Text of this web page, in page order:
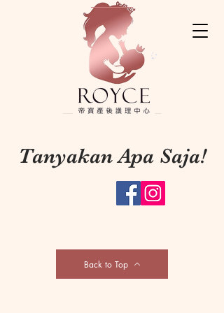
Tanyakan Apa Saja!
Back to Top